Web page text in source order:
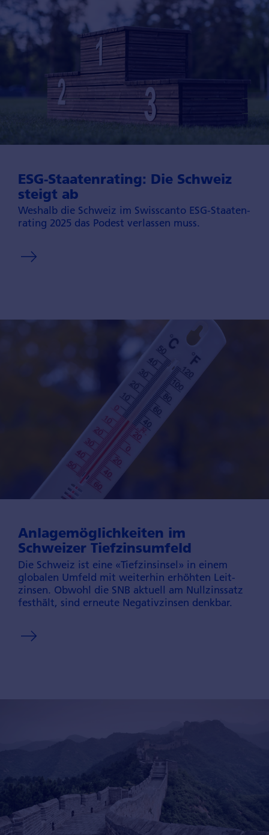
ESG-Staaten­rating: Die Schweiz
steigt ab
Weshalb die Schweiz im Swisscanto ESG-Staaten­
rating 2025 das Podest verlassen muss.
Anlagemöglich­keiten im
Schweizer Tiefzinsumfeld
Die Schweiz ist eine «Tiefzins­insel» in einem
globalen Umfeld mit weiterhin erhöhten Leit­
zinsen. Obwohl die SNB aktuell am Null­zins­satz
festhält, sind erneute Negativ­zinsen denkbar.